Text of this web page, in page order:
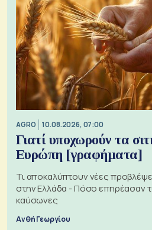
AGRO 10.08.2026, 07:00
Γιατί υποχωρούν τα
Ευρώπη [γραφήματα]
Τι αποκαλύπτουν νέες
στην Ελλάδα - Πόσο επηρέασαν
καύσωνες
Ανθή Γεωργίου